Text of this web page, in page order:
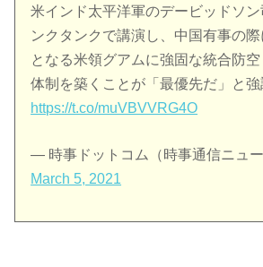
米インド太平洋軍のデービッドソ
ンクタンクで講演し、中国有事の
となる米領グアムに強固な統合防
体制を築くことが「最優先だ」と強
https://t.co/muVBVVRG4O
— 時事ドットコム（時事通信ニュ
March 5, 2021